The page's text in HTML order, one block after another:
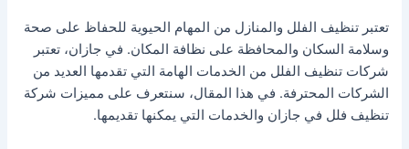
تعتبر تنظيف الفلل والمنازل من المهام الحيوية للحفاظ على صحة
وسلامة السكان والمحافظة على نظافة المكان. في جازان، تعتبر
شركات تنظيف الفلل من الخدمات الهامة التي تقدمها العديد من
الشركات المحترفة. في هذا المقال، سنتعرف على مميزات شركة
تنظيف فلل في جازان والخدمات التي يمكنها تقديمها.